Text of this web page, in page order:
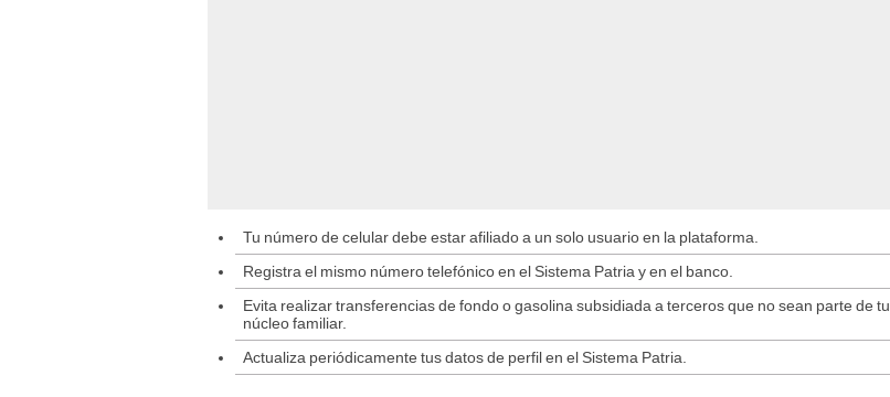
Tu número de celular debe estar afiliado a un solo usuario en la plataforma.
Registra el mismo número telefónico en el Sistema Patria y en el banco.
Evita realizar transferencias de fondo o gasolina subsidiada a terceros que no sean parte de tu
núcleo familiar.
Actualiza periódicamente tus datos de perfil en el Sistema Patria.